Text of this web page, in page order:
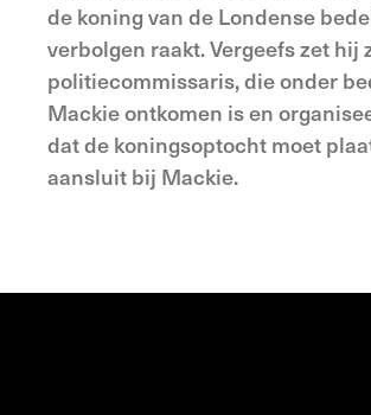
de koning van de Londense
verbolgen raakt. Vergeefs zet
politiecommissaris, die onder
Mackie ontkomen is en
dat de koningsoptocht moet
aansluit bij Mackie.